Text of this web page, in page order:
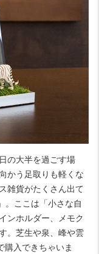
の大半を過ごす場
かう足取りも軽くな
雑貨がたくさん出て
。ここは「小さな自
ンホルダー、メモク
。芝生や泉、峰や雲
購入できちゃいま